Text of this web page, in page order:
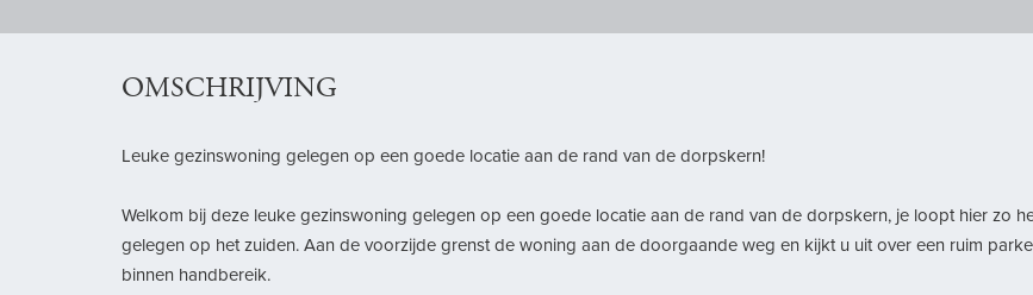
OMSCHRIJVING
Leuke gezinswoning gelegen op een goede locatie aan de rand van de dorpskern!
Welkom bij deze leuke gezinswoning gelegen op een goede locatie aan de rand van de dorpskern, je loopt hier zo
gelegen op het zuiden. Aan de voorzijde grenst de woning aan de doorgaande weg en kijkt u uit over een ruim
binnen handbereik.